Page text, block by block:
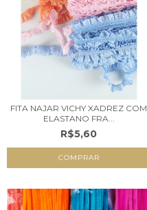
FITA NAJAR VICHY XADREZ COM
ELASTANO FRA...
R$5,60
COMPRAR